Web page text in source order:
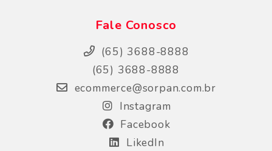
Fale Conosco
(65) 3688-8888
(65) 3688-8888
ecommerce@sorpan.com.br
Instagram
Facebook
LikedIn